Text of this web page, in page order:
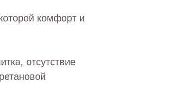
комфорт и
отсутствие